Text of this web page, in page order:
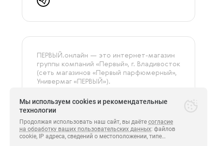
ПЕРВЫЙ.онлайн — это интернет-магазин
группы компаний «‎Первый», г. Владивосток
(сеть магазинов «Первый парфюмерный»,
Универмаг «ПЕРВЫЙ»).
оригинальная и сертифицированная
продукция.
Все права защищены.
Мы используем cookies и рекомендательные
технологии
Продолжая использовать наш сайт, вы даёте согласие
на обработку ваших пользовательских данных: файлов
cookie, IP адреса, сведений о местоположении, типе